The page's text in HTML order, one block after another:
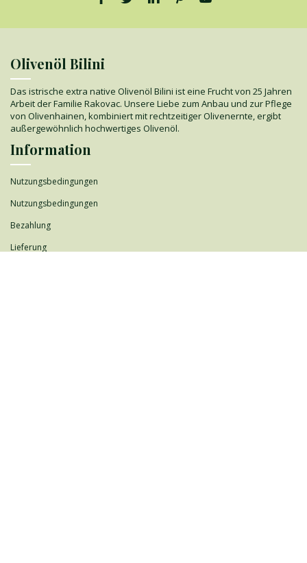
Olivenöl Bilini
Das istrische extra native Olivenöl Bilini ist eine Frucht von 25 Jahren
Arbeit der Familie Rakovac. Unsere Liebe zum Anbau und zur Pflege
von Olivenhainen, kombiniert mit rechtzeitiger Olivenernte, ergibt
außergewöhnlich hochwertiges Olivenöl.
Information
Nutzungsbedingungen
Nutzungsbedingungen
Bezahlung
Lieferung